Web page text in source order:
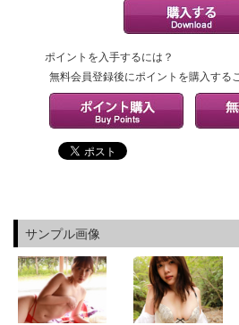
ポイントを入手するには？
無料会員登録後にポイントを購入する
サンプル画像